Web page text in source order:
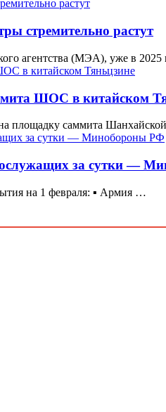
стремительно растут
агентства (МЭА), уже в
ШОС в китайском
площадку саммита
за сутки —
на 1 февраля: ▪️ Армия …